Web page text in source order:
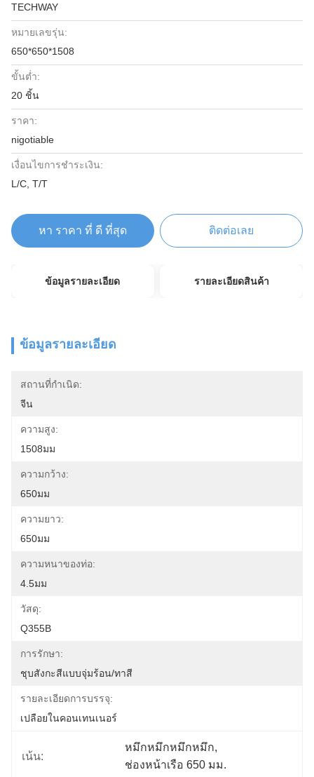
TECHWAY
หมายเลขรุ่น:
650*650*1508
ขั้นต่ำ:
20 ชิ้น
ราคา:
nigotiable
เงื่อนไขการชำระเงิน:
L/C, T/T
หา ราคา ที่ ดี ที่สุด ติดต่อเลย
ข้อมูลรายละเอียด รายละเอียดสินค้า
ข้อมูลรายละเอียด
สถานที่กำเนิด:
จีน
ความสูง:
1508มม
ความกว้าง:
650มม
ความยาว:
650มม
ความหนาของท่อ:
4.5มม
วัสดุ:
Q355B
การรักษา:
ชุบสังกะสีแบบจุ่มร้อน/ทาสี
รายละเอียดการบรรจุ:
เปลือยในคอนเทนเนอร์
เน้น:
หมึกหมึกหมึกหมึก,
ช่องหน้าเรือ 650 มม.